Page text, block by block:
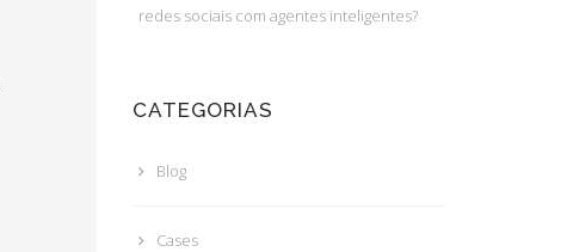
redes sociais com agentes inteligentes?
CATEGORIAS
Blog
Cases